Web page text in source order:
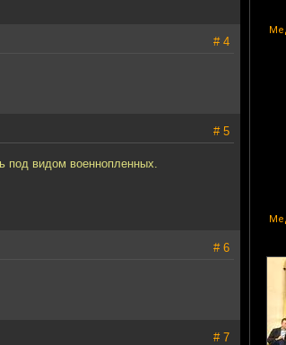
# 4
# 5
под видом военнопленных.
# 6
# 7